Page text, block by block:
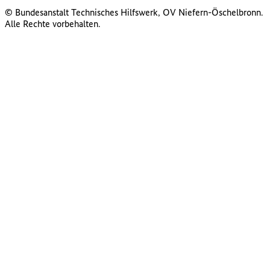
© Bundesanstalt Technisches Hilfswerk, OV Niefern-Öschelbronn.
Alle Rechte vorbehalten.